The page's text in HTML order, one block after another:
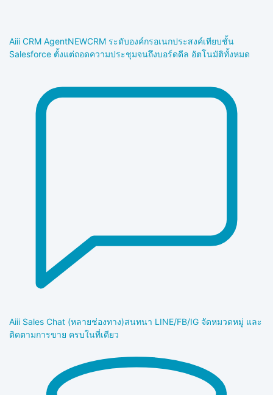
Aiii CRM AgentNEWCRM ระดับองค์กรอเนกประสงค์เทียบชั้น
Salesforce ตั้งแต่ถอดความประชุมจนถึงบอร์ดดีล อัตโนมัติทั้งหมด
Aiii Sales Chat (หลายช่องทาง)สนทนา LINE/FB/IG จัดหมวดหมู่ และ
ติดตามการขาย ครบในที่เดียว